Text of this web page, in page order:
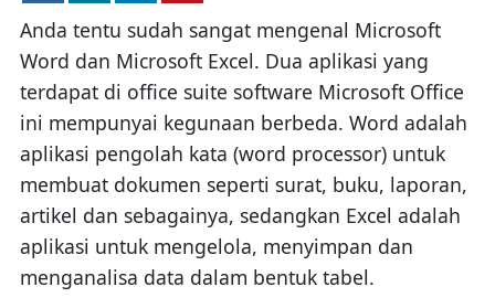
Anda tentu sudah sangat mengenal Microsoft
Word dan Microsoft Excel. Dua aplikasi yang
terdapat di office suite software Microsoft Office
ini mempunyai kegunaan berbeda. Word adalah
aplikasi pengolah kata (word processor) untuk
membuat dokumen seperti surat, buku, laporan,
artikel dan sebagainya, sedangkan Excel adalah
aplikasi untuk mengelola, menyimpan dan
menganalisa data dalam bentuk tabel.